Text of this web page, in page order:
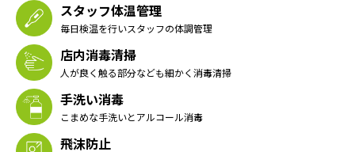
スタッフ体温管理
毎日検温を行いスタッフの体調管理
店内消毒清掃
人が良く触る部分なども細かく消毒清掃
手洗い消毒
こまめな手洗いとアルコール消毒
飛沫防止